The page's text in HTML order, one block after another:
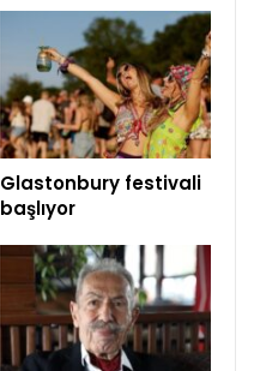
Glastonbury festivali
başlıyor